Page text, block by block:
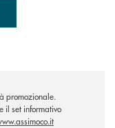
promozionale.
il set informativo